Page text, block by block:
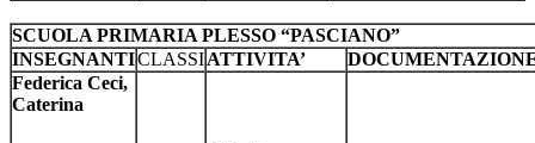
SCUOLA PRIMARIA PLESSO “PASCIANO”
INSEGNANTICLASSIATTIVITA’
Federica Ceci,
Caterina